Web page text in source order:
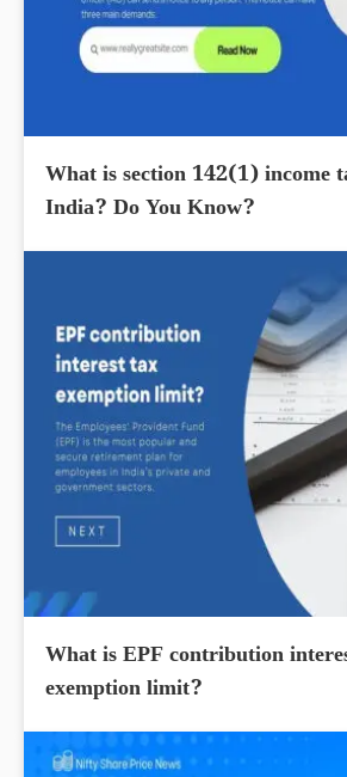
What is section 142(1) income
India? Do You Know?
What is EPF contribution
exemption limit?